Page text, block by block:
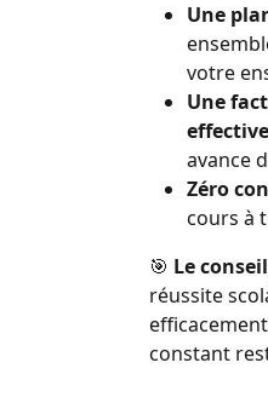
Une
votre
Une
avance
Zéro
cours à
🎯 Le
réussite
constant